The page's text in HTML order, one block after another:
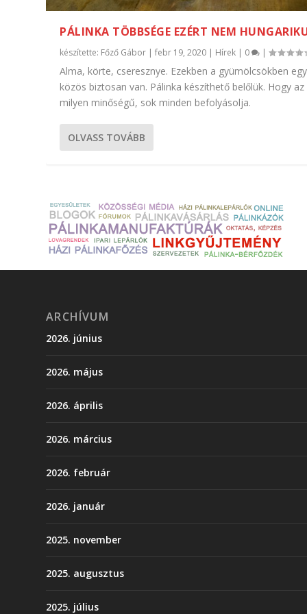
PÁLINKA TÖBBSÉGE EZÉRT NEM
készítette: Főző Gábor |febr 19, 2020 | Hírek | 0 |
Alma, körte, cseresznye. Ezekben a gyümölcsökben egy
közös biztosan van. Pálinka készíthető belőlük. Hogy
milyen minőségű, sok minden befolyásolja.
OLVASS TOVÁBB
ARCHÍVUM
2026. június
2026. május
2026. április
2026. március
2026. február
2026. január
2025. november
2025. augusztus
2025. július